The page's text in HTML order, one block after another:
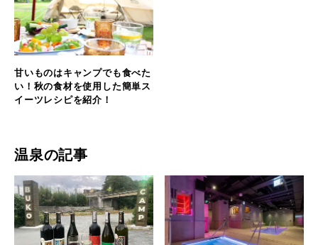
甘いものはキャンプでも食べた
い！秋の食材を使用した簡単ス
イーツレシピを紹介！
温泉の記事